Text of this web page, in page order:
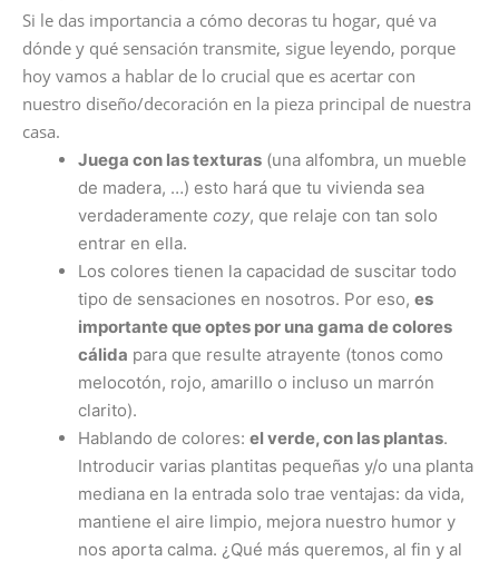
Si le das importancia a cómo decoras tu hogar, qué va
dónde y qué sensación transmite, sigue leyendo, porque
hoy vamos a hablar de lo crucial que es acertar con
nuestro diseño/decoración en la pieza principal de nuestra
casa.
Juega con las texturas (una alfombra, un mueble
de madera, …) esto hará que tu vivienda sea
verdaderamente cozy, que relaje con tan solo
entrar en ella.
Los colores tienen la capacidad de suscitar todo
tipo de sensaciones en nosotros. Por eso, es
importante que optes por una gama de colores
cálida para que resulte atrayente (tonos como
melocotón, rojo, amarillo o incluso un marrón
clarito).
Hablando de colores: el verde, con las plantas.
Introducir varias plantitas pequeñas y/o una planta
mediana en la entrada solo trae ventajas: da vida,
mantiene el aire limpio, mejora nuestro humor y
nos aporta calma. ¿Qué más queremos, al fin y al